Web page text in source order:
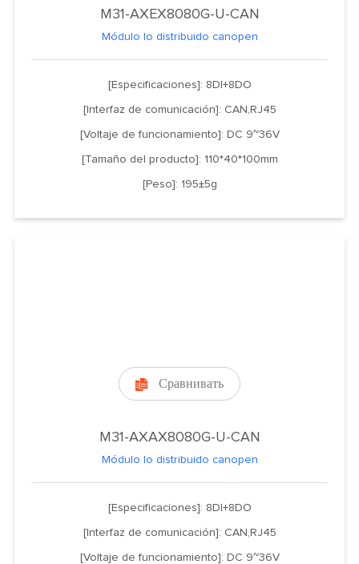
M31-AXEX8080G-U-CAN
Módulo Io distribuido canopen
[Especificaciones]: 8DI+8DO
[Interfaz de comunicación]: CAN,RJ45
[Voltaje de funcionamiento]: DC 9~36V
[Tamaño del producto]: 110*40*100mm
[Peso]: 195±5g
 Сравнивать
M31-AXAX8080G-U-CAN
Módulo Io distribuido canopen
[Especificaciones]: 8DI+8DO
[Interfaz de comunicación]: CAN,RJ45
[Voltaje de funcionamiento]: DC 9~36V